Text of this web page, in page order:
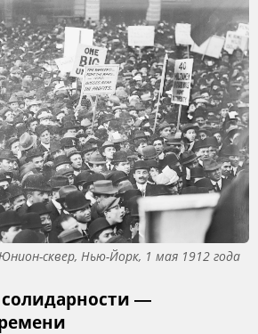
сквер, Нью-Йорк, 1 мая 1912 года
—